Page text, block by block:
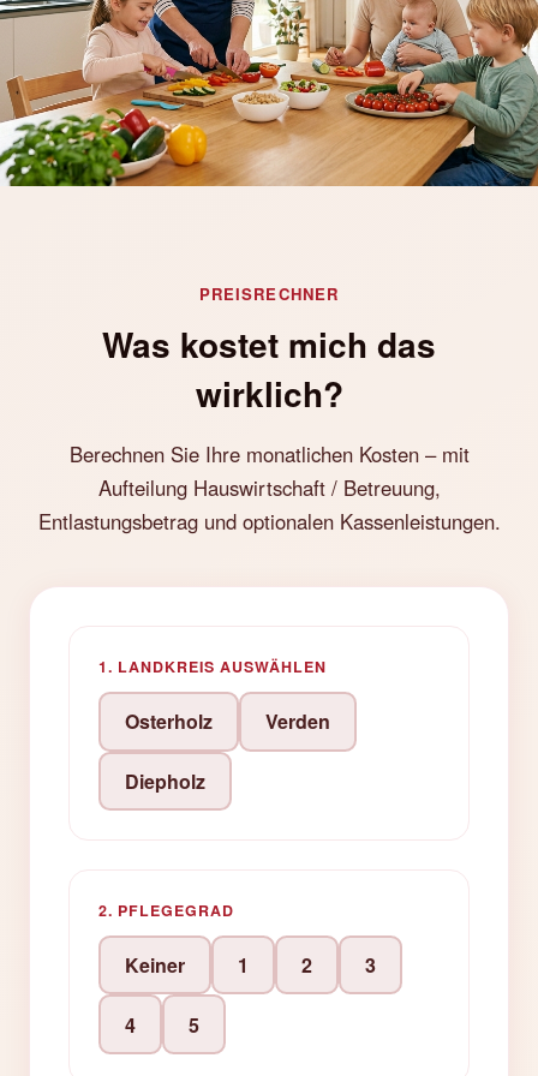
PREISRECHNER
Was kostet mich das
wirklich?
Berechnen Sie Ihre monatlichen Kosten – mit
Aufteilung Hauswirtschaft / Betreuung,
Entlastungsbetrag und optionalen Kassenleistungen.
1. LANDKREIS AUSWÄHLEN
Osterholz Verden
Diepholz
2. PFLEGEGRAD
Keiner 1 2 3
4 5